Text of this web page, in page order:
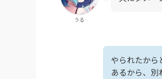
うる
やられたから
あるから、